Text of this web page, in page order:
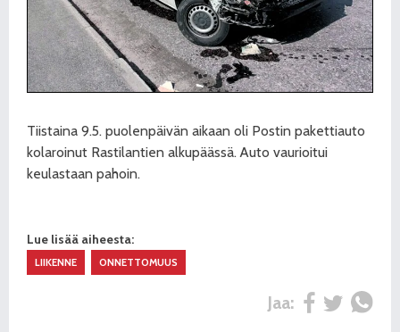
Tiistaina 9.5. puolenpäivän aikaan oli Postin pakettiauto
kolaroinut Rastilantien alkupäässä. Auto vaurioitui
keulastaan pahoin.
Lue lisää aiheesta:
LIIKENNE ONNETTOMUUS
Jaa: